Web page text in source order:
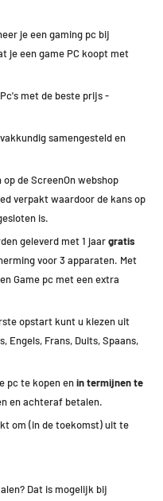
je een gaming pc bij
je een game PC koopt met
met de beste prijs -
samengesteld en
op de ScreenOn webshop
verpakt waardoor de kans op
is.
geleverd met 1 jaargratis
voor 3 apparaten. Met
Game pc met een extra
opstart kunt u kiezen uit
Engels, Frans, Duits, Spaans,
pc te kopen enin termijnen te
en achteraf betalen.
om (in de toekomst) uit te
Dat is mogelijk bij